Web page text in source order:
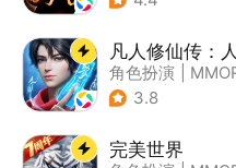
凡人修仙传：
角色扮演
| 仙侠
3.8
完美世界